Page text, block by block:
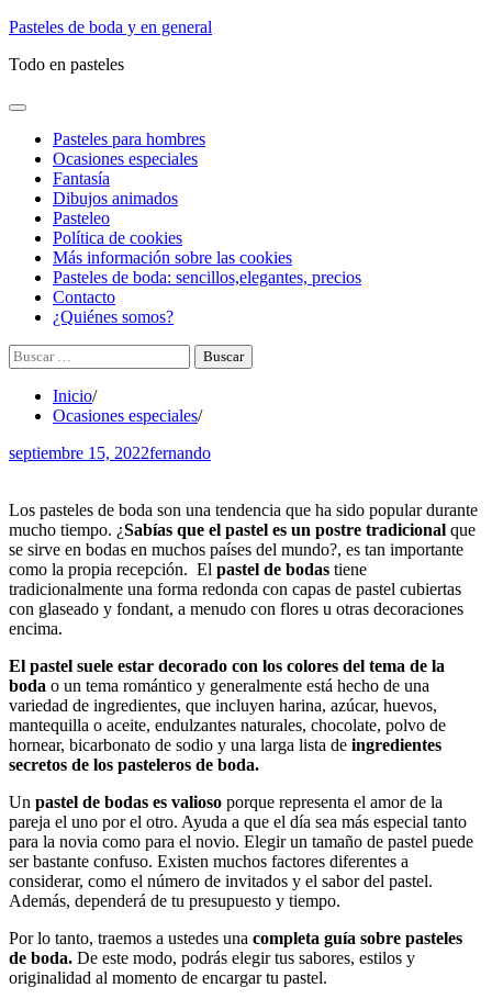
Saltar
contenido
Pasteles de boda y en general
Todo en pasteles
Pasteles para hombres
Ocasiones especiales
Fantasía
Dibujos animados
Pasteleo
Política de cookies
Más información sobre las cookies
Pasteles de boda: sencillos,elegantes, precios
Contacto
¿Quiénes somos?
Buscar:
Inicio
Ocasiones especiales
septiembre 15, 2022fernando
Los pasteles de boda son una tendencia que ha sido popular durante
mucho tiempo. ¿Sabías que el pastel es un postre tradicional que
se sirve en bodas en muchos países del mundo?, es tan importante
como la propia recepción. El pastel de bodas tiene
tradicionalmente una forma redonda con capas de pastel cubiertas
con glaseado y fondant, a menudo con flores u otras decoraciones
encima.
El pastel suele estar decorado con los colores del tema de la
boda o un tema romántico y generalmente está hecho de una
variedad de ingredientes, que incluyen harina, azúcar, huevos,
mantequilla o aceite, endulzantes naturales, chocolate, polvo de
hornear, bicarbonato de sodio y una larga lista de ingredientes
secretos de los pasteleros de boda.
Un pastel de bodas es valioso porque representa el amor de la
pareja el uno por el otro. Ayuda a que el día sea más especial tanto
para la novia como para el novio. Elegir un tamaño de pastel puede
ser bastante confuso. Existen muchos factores diferentes a
considerar, como el número de invitados y el sabor del pastel.
Además, dependerá de tu presupuesto y tiempo.
Por lo tanto, traemos a ustedes una completa guía sobre pasteles
de boda. De este modo, podrás elegir tus sabores, estilos y
originalidad al momento de encargar tu pastel.